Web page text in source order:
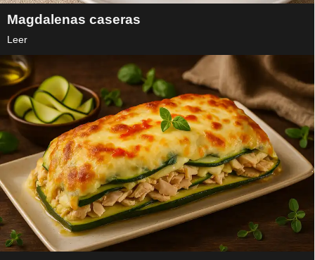
Magdalenas caseras
Leer